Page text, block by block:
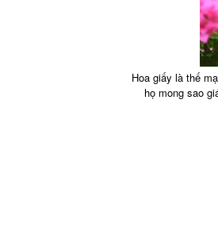
Hoa giấy là thế
họ mong sao